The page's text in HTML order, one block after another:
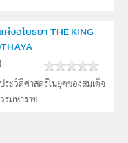
งอโยธยา THE KING
ระวัติศาสตร์ในยุคของสมเด็จ
รมหาราช ...